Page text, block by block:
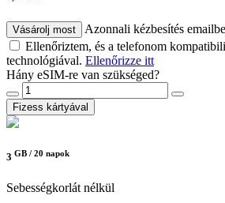
Vásárolj most
Azonnali kézbesítés
Ellenőriztem, és a telefonom
technológiával. Ellenőrizze itt
Hány eSIM-re van szükséged?
Fizess kártyával
3 GB / 20 napok
Sebességkorlát nélkül